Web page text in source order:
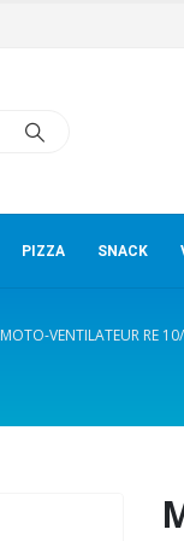
PIZZA SNACK
MOTO-VENTILATEUR RE